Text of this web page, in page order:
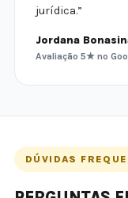
jurídica.”
Jordana
Avaliação 5★ no
DÚVIDAS